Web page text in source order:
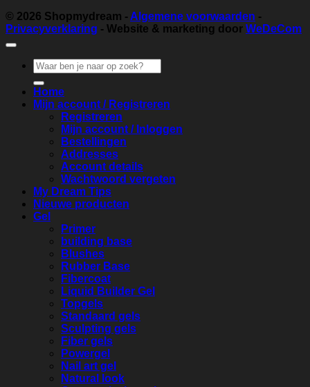
© 2026 Shopmydream - Algemene voorwaarden -
Privacyverklaring - Website & marketing door WeDeCom
Zoeken
naar:
Home
Mijn account / Registreren
Registreren
Mijn account / Inloggen
Bestellingen
Addresses
Account details
Wachtwoord vergeten
My Dream Tips
Nieuwe producten
Gel
Primer
building base
Blushes
Rubber Base
Fibercoat
Liquid Builder Gel
Topgels
Standaard gels
Sculpting gels
Fiber gels
Powergel
Nail art gel
Natural look